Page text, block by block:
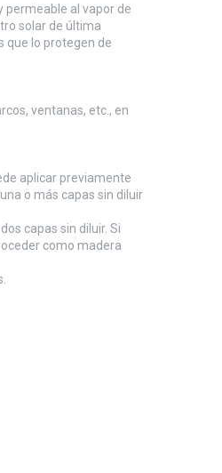
permeable al vapor de
solar de última
que lo protegen de
ventanas, etc., en
aplicar previamente
o más capas sin diluir
capas sin diluir. Si
como madera